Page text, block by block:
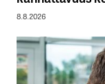
8.8.2026